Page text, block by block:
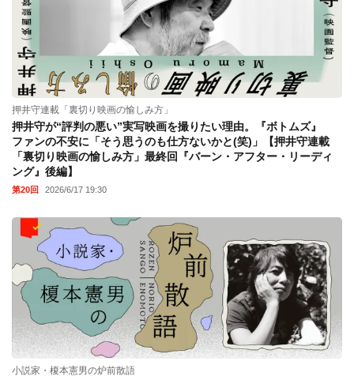
押井守連載「裏切り映画の愉しみ方」
押井守が“評判の悪い”実写映画を撮りたい理由。『ボトムズ』
ファンの不安に「そう思うのも仕方ないかと(笑)」【押井守連載
「裏切り映画の愉しみ方」最終回『バーン・アフター・リーディ
ング』後編】
第20回 2026/6/17 19:30
小説家・榎本憲男の炉前散語